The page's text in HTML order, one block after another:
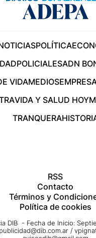
POLÍTICA
POLICIALESADN
VIDAMEDIOS
VIDA Y SALUD HOY
TRANQUERA
RSS
Contacto
Términos y
Política de cookies
DIB - Fecha de Inicio:
publicidad@dib.com.ar /